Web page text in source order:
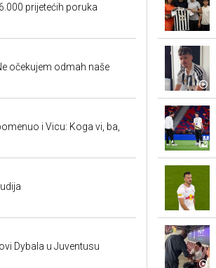
prijetećih poruka
očekujem odmah naše
i Vicu: Koga vi, ba,
Dybala u Juventusu